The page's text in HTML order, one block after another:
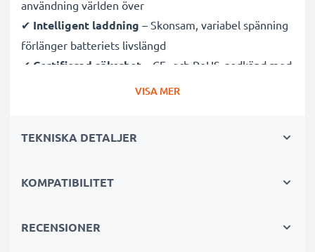
användning världen över
✔ Intelligent laddning – Skonsam, variabel spänning
förlänger batteriets livslängd
✔ Certifierad säkerhet – CE- och RoHS-godkänd med
skydd mot överladdning, överhettning och
Kompakt & resevänlig
✔Hållbara material
VISA MER
TEKNISKA DETALJER
KOMPATIBILITET
RECENSIONER